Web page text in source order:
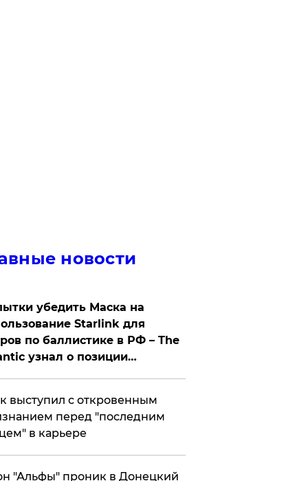
новости
убедить Маска на
Starlink для
по баллистике в РФ – The
узнал о позиции
выступил с откровенным
перед "последним
в карьере
"Альфы" проник в Донецкий